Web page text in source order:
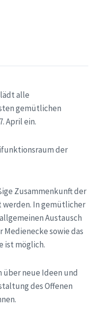
alle
gemütlichen
April ein.
der
Zusammenkunft der
In gemütlicher
Austausch
sowie das
ist möglich.
über neue Ideen und
des Offenen